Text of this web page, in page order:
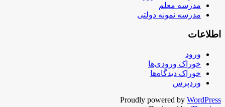
مدرسه معلم
مدرسه نمونه دولتی
اطلاعات
ورود
خوراک ورودی‌ها
خوراک دیدگاه‌ها
وردپرس
Proudly powered by WordPress